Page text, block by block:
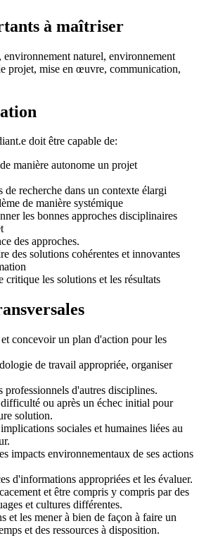
à maîtriser
naturel, environnement
projet, mise en œuvre, communication,
doit être capable de:
manière autonome un projet
de recherche dans un contexte élargi
de manière systémique
les bonnes approches disciplinaires
des approches.
des solutions cohérentes et innovantes
critique les solutions et les résultats
concevoir un plan d'action pour les
de travail appropriée, organiser
professionnels d'autres disciplines.
difficulté ou après un échec initial pour
solution.
sociales et humaines liées au
impacts environnementaux de ses actions
d'informations appropriées et les évaluer.
et être compris y compris par des
et cultures différentes.
et les mener à bien de façon à faire un
et des ressources à disposition.